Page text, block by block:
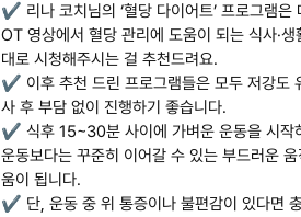
✔️ 리나 코치님의 ‘혈당 다이어트’ 프로그램은
OT 영상에서 혈당 관리에 도움이 되는 식사·
대로 시청해주시는 걸 추천드려요.
✔️ 이후 추천 드린 프로그램들은 모두 저강도
사 후 부담 없이 진행하기 좋습니다.
✔️ 식후 15~30분 사이에 가벼운 운동을 시작
운동보다는 꾸준히 이어갈 수 있는 부드러운
움이 됩니다.
✔️ 단, 운동 중 위 통증이나 불편감이 있다면